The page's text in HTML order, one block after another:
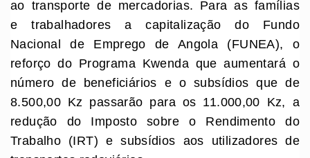
ao transporte de mercadorias. Para as famílias
e trabalhadores a capitalização do Fundo
Nacional de Emprego de Angola (FUNEA), o
reforço do Programa Kwenda que aumentará o
número de beneficiários e o subsídios que de
8.500,00 Kz passarão para os 11.000,00 Kz, a
redução do Imposto sobre o Rendimento do
Trabalho (IRT) e subsídios aos utilizadores de